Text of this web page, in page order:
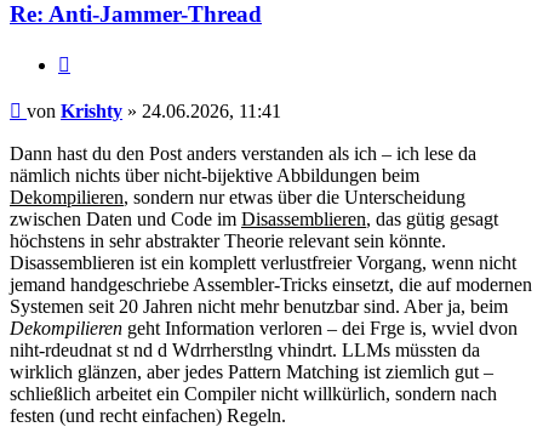
Re: Anti-Jammer-Thread
Beitrag
von Krishty » 24.06.2026, 11:41
Dann hast du den Post anders verstanden als ich – ich lese da
nämlich nichts über nicht-bijektive Abbildungen beim
Dekompilieren, sondern nur etwas über die Unterscheidung
zwischen Daten und Code im Disassemblieren, das gütig gesagt
höchstens in sehr abstrakter Theorie relevant sein könnte.
Disassemblieren ist ein komplett verlustfreier Vorgang, wenn nicht
jemand handgeschriebe Assembler-Tricks einsetzt, die auf modernen
Systemen seit 20 Jahren nicht mehr benutzbar sind. Aber ja, beim
Dekompilieren geht Information verloren – dei Frge is, wviel dvon
niht-rdeudnat st nd d Wdrrherstlng vhindrt. LLMs müssten da
wirklich glänzen, aber jedes Pattern Matching ist ziemlich gut –
schließlich arbeitet ein Compiler nicht willkürlich, sondern nach
festen (und recht einfachen) Regeln.